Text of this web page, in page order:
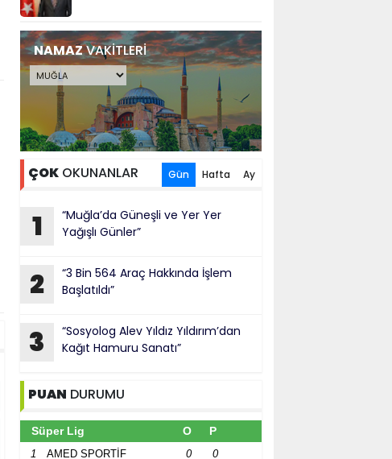
NAMAZVAKİTLERİ
ÇOK OKUNANLAR Gün Hafta Ay
1
“Muğla’da Güneşli ve Yer Yer
Yağışlı Günler”
2
“3 Bin 564 Araç Hakkında İşlem
Başlatıldı”
3
“Sosyolog Alev Yıldız Yıldırım’dan
Kağıt Hamuru Sanatı”
PUAN DURUMU
Süper Lig O P
1
AMED SPORTİF
0 0